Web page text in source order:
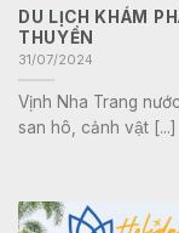
DU LỊCH KHÁM
THUYỀN
31/07/2024
Vịnh Nha Trang
san hô, cảnh vật [...]